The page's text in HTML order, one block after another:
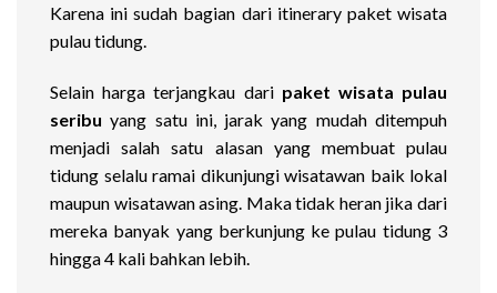
Karena ini sudah bagian dari itinerary paket wisata
pulau tidung.
Selain harga terjangkau dari paket wisata pulau
seribu yang satu ini, jarak yang mudah ditempuh
menjadi salah satu alasan yang membuat pulau
tidung selalu ramai dikunjungi wisatawan baik lokal
maupun wisatawan asing. Maka tidak heran jika dari
mereka banyak yang berkunjung ke pulau tidung 3
hingga 4 kali bahkan lebih.